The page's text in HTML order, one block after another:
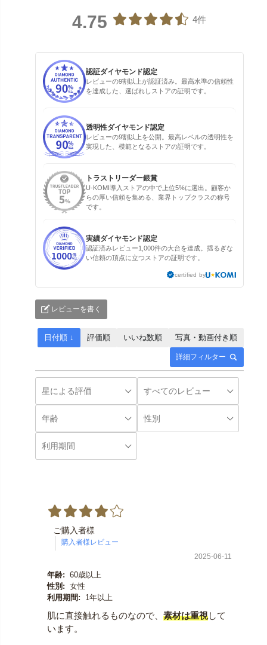
4.75 4件
認証ダイヤモンド認定
レビューの9割以上が認証済み。最高水準の信頼性
を達成した、選ばれしストアの証明です。
透明性ダイヤモンド認定
レビューの9割以上を公開。最高レベルの透明性を
実現した、模範となるストアの証明です。
トラストリーダー銀賞
U-KOMI導入ストアの中で上位5%に選出。顧客か
らの厚い信頼を集める、業界トップクラスの称号
です。
実績ダイヤモンド認定
認証済みレビュー1,000件の大台を達成。揺るぎな
い信頼の頂点に立つストアの証明です。
certified by
レビューを書く
詳細フィルター
日付順 ↓ 評価順 いいね数順 写真・動画付き順
ご購入者様
2025-06-11
年齢: 60歳以上
性別: 女性
利用期間:
1年以上
肌に直接触れるものなので、 素材は重視して
います。